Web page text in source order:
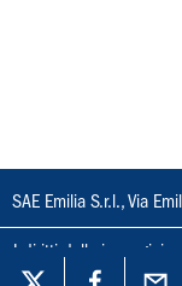
SAE Emilia S.r.l., Via
I diritti delle immagini e
loro riproduzione con